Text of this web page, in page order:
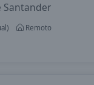
Santander
Remoto